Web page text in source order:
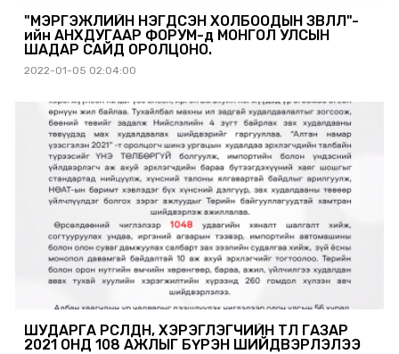
"МЭРГЭЖЛИЙН НЭГДСЭН ХОЛБООДЫН ЗӨВЛӨЛ"-
ийн АНХДУГААР ФОРУМ-д МОНГОЛ УЛСЫН
ШАДАР САЙД ОРОЛЦОНО.
2022-01-05 02:04:00
ШУДАРГА ӨРСӨЛДӨӨН, ХЭРЭГЛЭГЧИЙН ТӨЛӨӨ ГАЗАР
2021 ОНД 108 АЖЛЫГ БҮРЭН ШИЙДВЭРЛЭЛЭЭ